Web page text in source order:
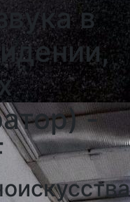
в
-